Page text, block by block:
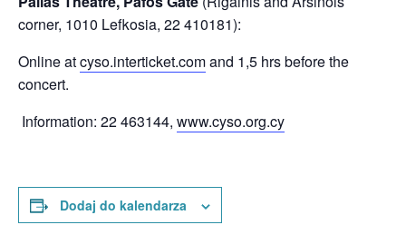
corner, 1010 Lefkosia, 22 410181):
Online atcyso.interticket.comand 1,5 hrs before the
concert.
Information: 22 463144, www.cyso.org.cy
Dodaj do kalendarza